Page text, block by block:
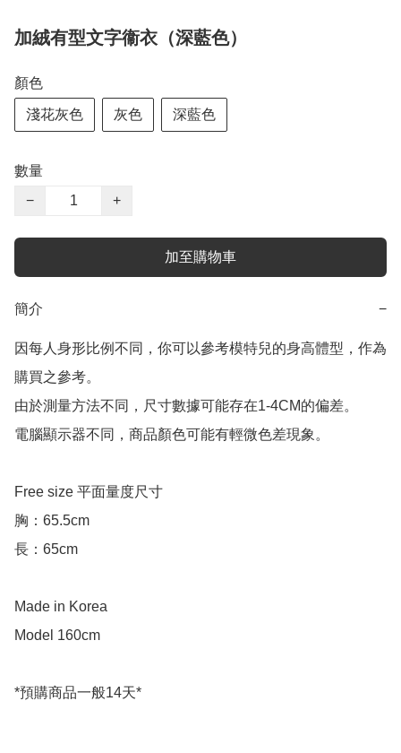
加絨有型文字衞衣（深藍色）
顏色
淺花灰色 灰色 深藍色
數量
−
+
加至購物車
簡介 −
因每人身形比例不同，你可以參考模特兒的身高體型，作為
購買之參考。
由於測量方法不同，尺寸數據可能存在1-4CM的偏差。
電腦顯示器不同，商品顏色可能有輕微色差現象。
Free size 平面量度尺寸
胸：65.5cm
長：65cm
Made in Korea
Model 160cm